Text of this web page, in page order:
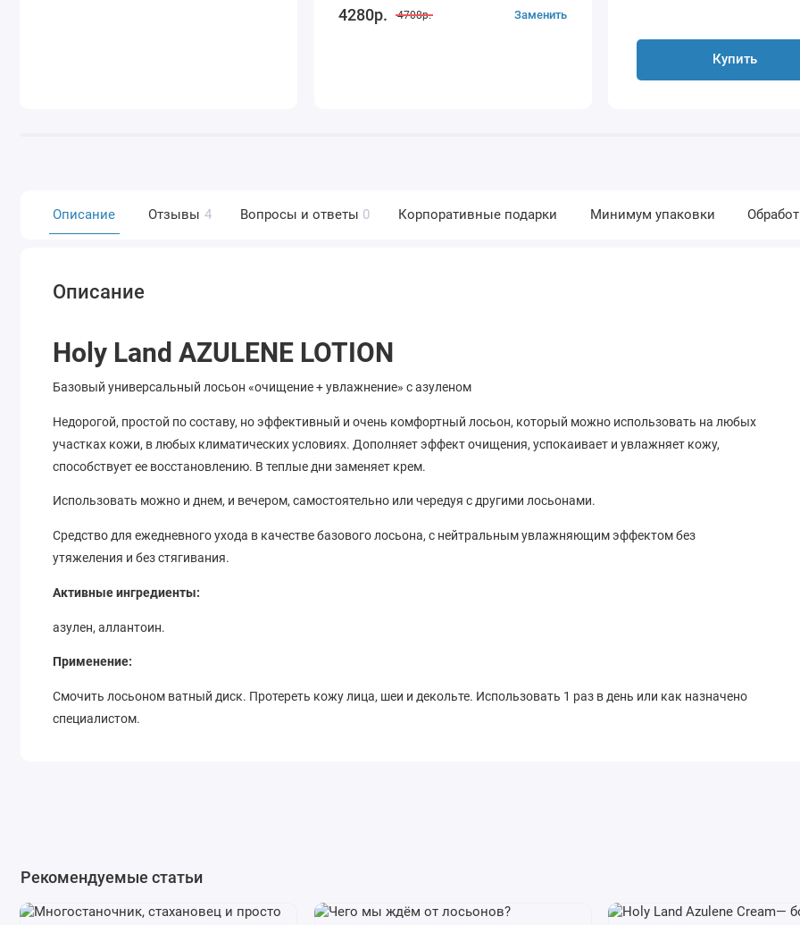
4280р. 4708р. Заменить
Купить
Описание Отзывы 4 Вопросы и ответы 0 Корпоративные подарки Минимум упаковки
Описание
Holy Land AZULENE LOTION
Базовый универсальный лосьон «очищение + увлажнение» с азуленом
Недорогой, простой по составу, но эффективный и очень комфортный лосьон, который можно использовать на любых
участках кожи, в любых климатических условиях. Дополняет эффект очищения, успокаивает и увлажняет кожу,
способствует ее восстановлению. В теплые дни заменяет крем.
Использовать можно и днем, и вечером, самостоятельно или чередуя с другими лосьонами.
Средство для ежедневного ухода в качестве базового лосьона, с нейтральным увлажняющим эффектом без
утяжеления и без стягивания.
Активные ингредиенты:
азулен, аллантоин.
Применение:
Смочить лосьоном ватный диск. Протереть кожу лица, шеи и декольте. Использовать 1 раз в день или как назначено
специалистом.
Рекомендуемые статьи